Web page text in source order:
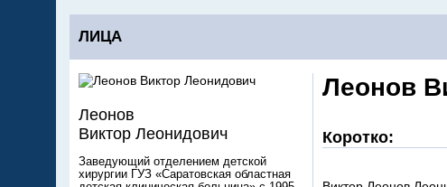
ЛИЦА
Леонов
Коротко:
Леонов
Виктор Леонидович
Заведующий отделением детской
хирургии ГУЗ «Саратовская областная